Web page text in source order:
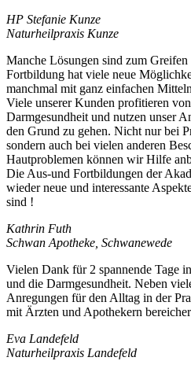
HP Stefanie Kunze
Naturheilpraxis Kunze
Manche Lösungen sind zum
Fortbildung hat viele neue
manchmal mit ganz einfachen
Viele unserer Kunden profitieren
Darmgesundheit und nutzen unser
den Grund zu gehen. Nicht nur bei
sondern auch bei vielen anderen
Hautproblemen können wir Hilfe
Die Aus-und Fortbildungen der
wieder neue und interessante
sind !
Kathrin Futh
Schwan Apotheke, Schwanewede
Vielen Dank für 2 spannende Tage
und die Darmgesundheit. Neben
Anregungen für den Alltag in der
mit Ärzten und Apothekern
Eva Landefeld
Naturheilpraxis Landefeld